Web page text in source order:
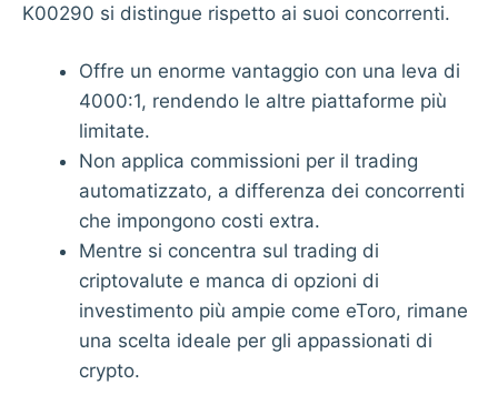
K00290 si distingue rispetto ai suoi concorrenti.
Offre un enorme vantaggio con una leva di
4000:1, rendendo le altre piattaforme più
limitate.
Non applica commissioni per il trading
automatizzato, a differenza dei concorrenti
che impongono costi extra.
Mentre si concentra sul trading di
criptovalute e manca di opzioni di
investimento più ampie come eToro, rimane
una scelta ideale per gli appassionati di
crypto.